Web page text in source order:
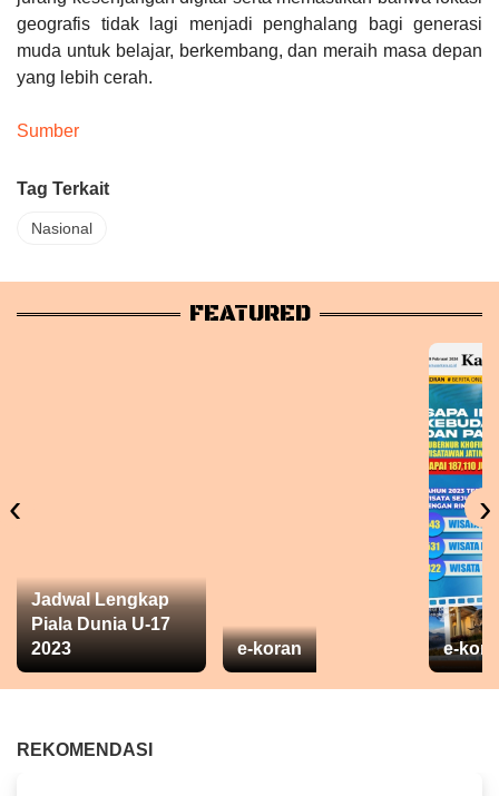
geografis tidak lagi menjadi penghalang bagi generasi
muda untuk belajar, berkembang, dan meraih masa depan
yang lebih cerah.
Sumber
Tag Terkait
Nasional
FEATURED
Jadwal Lengkap
Piala Dunia U-17
2023
e-koran e-
‹ ›
REKOMENDASI